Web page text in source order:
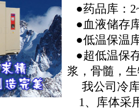
●药品库：
●血液储存
●低温保温
●超低温保
浆，骨髓，
我公司冷库
1、库体采